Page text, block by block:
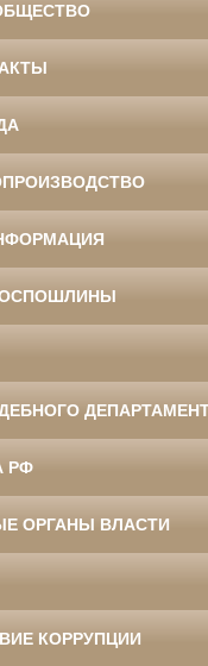
РФ
ОРГАНЫ ВЛАСТИ
КОРРУПЦИИ